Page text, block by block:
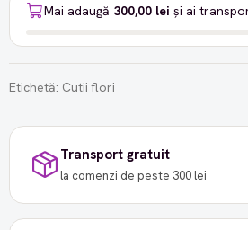
Mai adaugă 300,00 lei și ai
Etichetă: Cutii flori
Transport gratuit
la comenzi de peste 300 lei